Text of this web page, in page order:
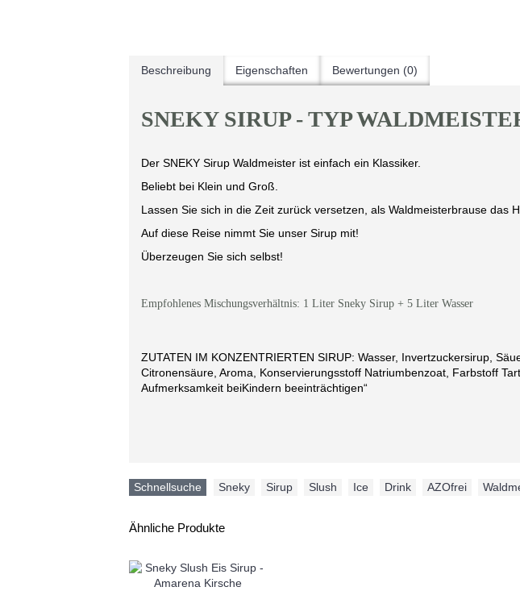
Beschreibung Eigenschaften Bewertungen (0)
SNEKY SIRUP - TYP
Der SNEKY Sirup Waldmeister ist einfach ein Klassiker.
Beliebt bei Klein und Groß.
Lassen Sie sich in die Zeit zurück versetzen, als Waldmeisterbrause das
Auf diese Reise nimmt Sie unser Sirup mit!
Überzeugen Sie sich selbst!
Empfohlenes Mischungsverhältnis: 1 Liter Sneky Sirup + 5 Liter Wasser
ZUTATEN IM KONZENTRIERTEN SIRUP: Wasser, Invertzuckersirup,
Citronensäure, Aroma, Konservierungsstoff Natriumbenzoat, Farbstoff
Aufmerksamkeit beiKindern beeinträchtigen“
Schnellsuche Sneky Sirup Slush Ice Drink AZOfrei
Ähnliche Produkte